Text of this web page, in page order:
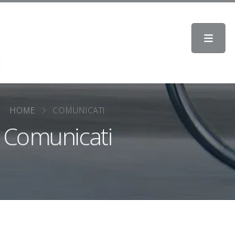
Comunicati
HOME COMUNICATI